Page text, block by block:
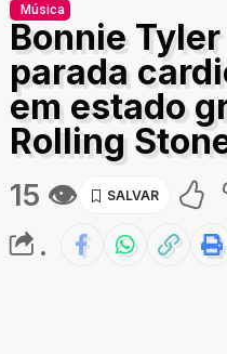
Música
Bonnie
parada
em estado
Rolling
15 👁
.